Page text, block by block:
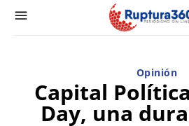
Opinión
Capital
Day, una